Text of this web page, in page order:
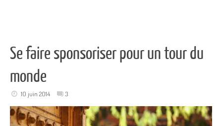
Se faire sponsoriser pour un tour du
monde
10 juin 2014 3